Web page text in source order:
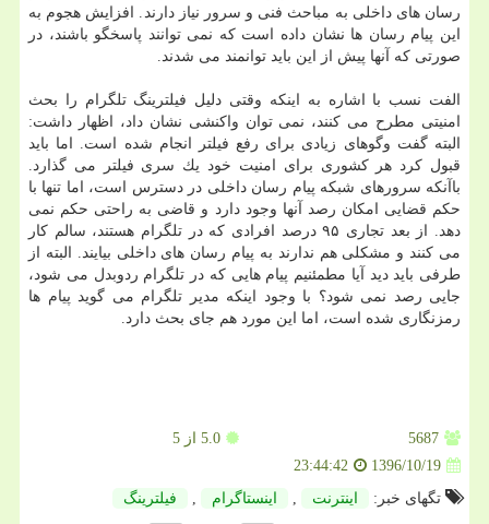
رسان های داخلی به مباحث فنی و سرور نیاز دارند. افزایش هجوم به
این پیام رسان ها نشان داده است كه نمی توانند پاسخگو باشند، در
صورتی كه آنها پیش از این باید توانمند می شدند.
الفت نسب با اشاره به اینكه وقتی دلیل فیلترینگ تلگرام را بحث
امنیتی مطرح می كنند، نمی توان واكنشی نشان داد، اظهار داشت:
البته گفت وگوهای زیادی برای رفع فیلتر انجام شده است. اما باید
قبول كرد هر كشوری برای امنیت خود یك سری فیلتر می گذارد.
باآنكه سرورهای شبكه پیام رسان داخلی در دسترس است، اما تنها با
حكم قضایی امكان رصد آنها وجود دارد و قاضی به راحتی حكم نمی
دهد. از بعد تجاری ۹۵ درصد افرادی كه در تلگرام هستند، سالم كار
می كنند و مشكلی هم ندارند به پیام رسان های داخلی بیایند. البته از
طرفی باید دید آیا مطمئنیم پیام هایی كه در تلگرام ردوبدل می شود،
جایی رصد نمی شود؟ با وجود اینكه مدیر تلگرام می گوید پیام ها
رمزنگاری شده است، اما این مورد هم جای بحث دارد.
5687
5.0 از 5
1396/10/19
23:44:42
تگهای خبر:
اینترنت , اینستاگرام , فیلترینگ